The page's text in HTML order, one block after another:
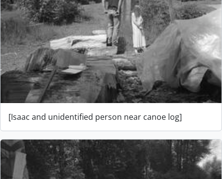
[Isaac and unidentified person near canoe log]